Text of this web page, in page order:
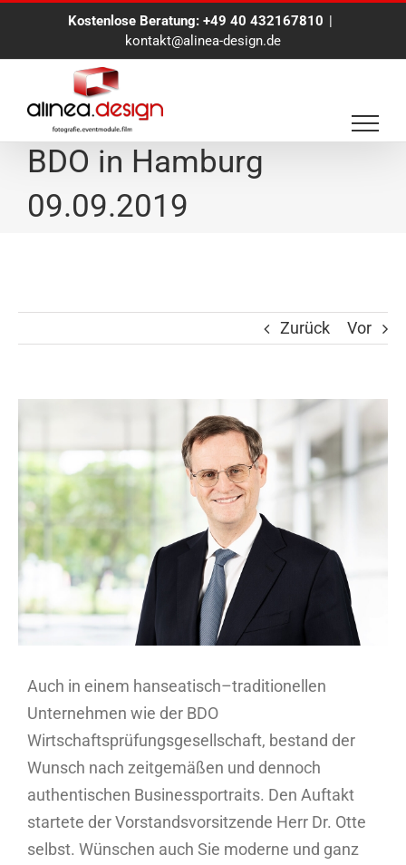
Kostenlose Beratung: +49 40 432167810 |
kontakt@alinea-design.de
Businessportraits für
BDO in Hamburg
09.09.2019
Zurück Vor
Bild
Auch in einem hanseatisch–traditionellen
Unternehmen wie der BDO
Wirtschaftsprüfungsgesellschaft, bestand der
Wunsch nach zeitgemäßen und dennoch
authentischen Businessportraits. Den Auftakt
startete der Vorstandsvorsitzende Herr Dr. Otte
selbst. Wünschen auch Sie moderne und ganz